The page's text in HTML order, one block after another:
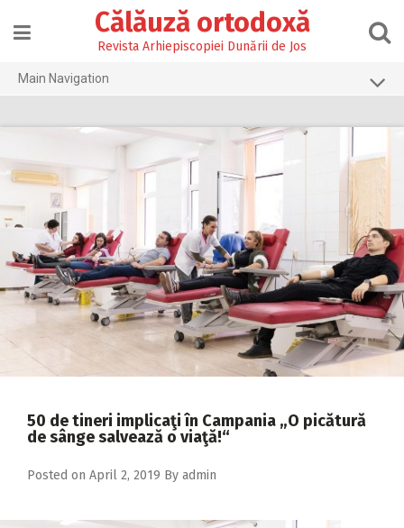
content
Călăuză ortodoxă
Revista Arhiepiscopiei Dunării de Jos
Main Navigation
2025
2024
2023
2022
2021
2019
2018
2017
2016
50 de tineri implicaţi în Campania „O picătură
de sânge salvează o viaţă!“
Posted on April 2, 2019 By admin